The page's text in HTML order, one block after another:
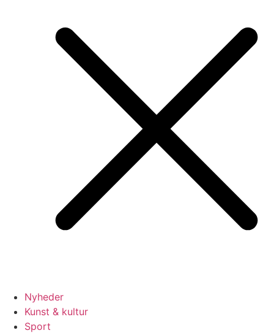
Nyheder
Kunst & kultur
Sport